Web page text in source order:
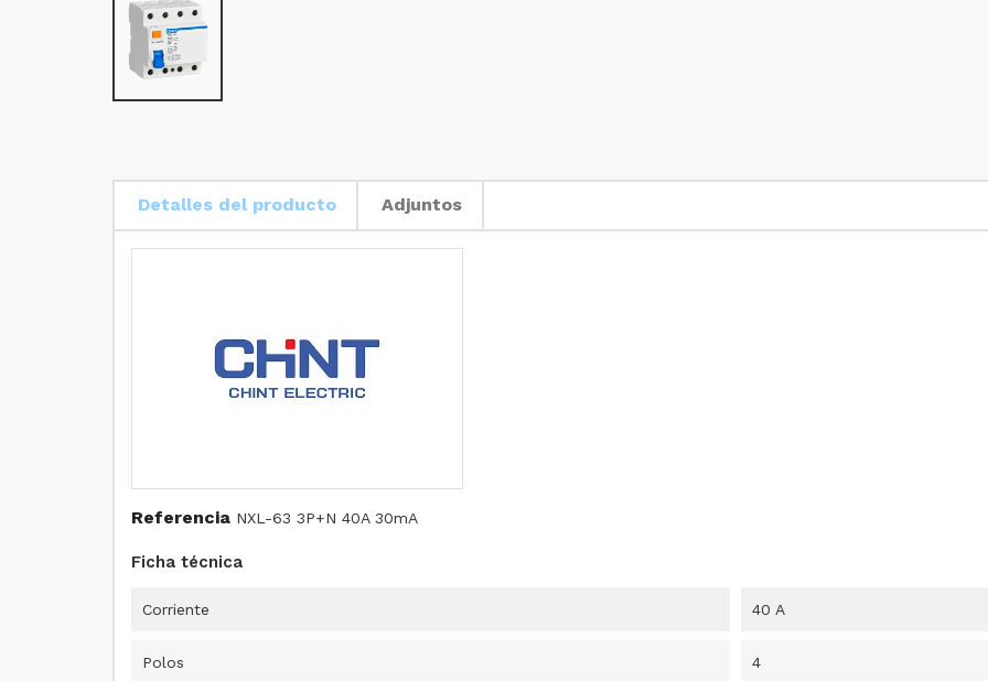
Detalles del producto Adjuntos
Referencia NXL-63 3P+N 40A 30mA
Ficha técnica
Corriente 40 A
Polos 4